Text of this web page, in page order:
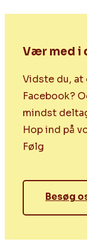
Vær med i
Vidste du, at
Facebook?
mindst
Hop ind på
Følg
Besøg